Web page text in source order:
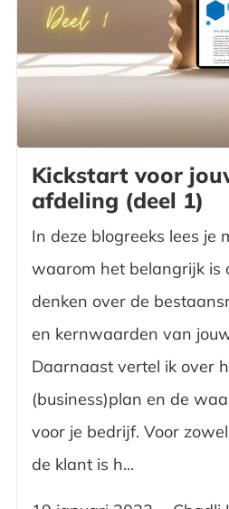
Kickstart voor
afdeling (deel 1)
In deze blogreeks lees je
waarom het belangrijk is
denken over de
en kernwaarden van
Daarnaast vertel ik over
(business)plan en de
voor je bedrijf. Voor
de klant is h...